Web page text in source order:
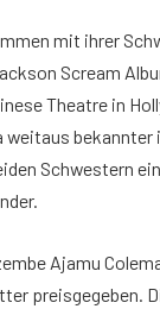
mit ihrer
Scream
Theatre in
weitaus
Schwestern
Ajamu
preisgegeben.